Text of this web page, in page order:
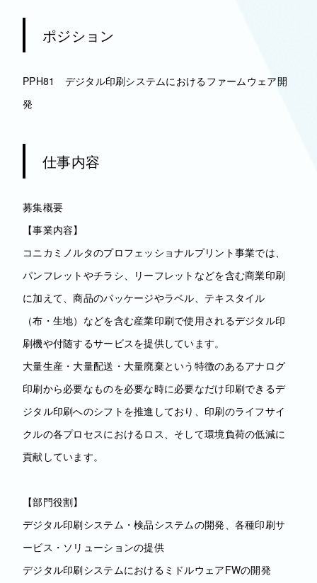
ポジション
PPH81 デジタル印刷システムにおけるファームウェア開
発
仕事内容
募集概要
【事業内容】
コニカミノルタのプロフェッショナルプリント事業では、
パンフレットやチラシ、リーフレットなどを含む商業印刷
に加えて、商品のパッケージやラベル、テキスタイル
（布・生地）などを含む産業印刷で使用されるデジタル印
刷機や付随するサービスを提供しています。
大量生産・大量配送・大量廃棄という特徴のあるアナログ
印刷から必要なものを必要な時に必要なだけ印刷できるデ
ジタル印刷へのシフトを推進しており、印刷のライフサイ
クルの各プロセスにおけるロス、そして環境負荷の低減に
貢献しています。
【部門役割】
デジタル印刷システム・検品システムの開発、各種印刷サ
ービス・ソリューションの提供
デジタル印刷システムにおけるミドルウェアFWの開発